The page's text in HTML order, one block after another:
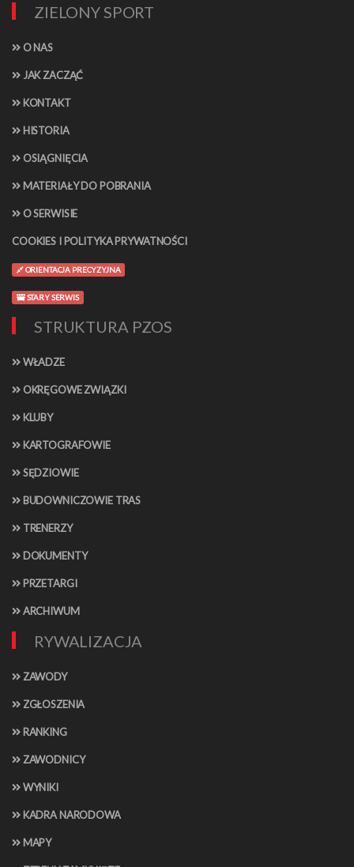
ZIELONY SPORT
O NAS
JAK ZACZĄĆ
KONTAKT
HISTORIA
OSIĄGNIĘCIA
MATERIAŁY DO POBRANIA
O SERWISIE
COOKIES I POLITYKA PRYWATNOŚCI
ORIENTACJA PRECYZYJNA
STARY SERWIS
STRUKTURA PZOS
WŁADZE
OKRĘGOWE ZWIĄZKI
KLUBY
KARTOGRAFOWIE
SĘDZIOWIE
BUDOWNICZOWIE TRAS
TRENERZY
DOKUMENTY
PRZETARGI
ARCHIWUM
RYWALIZACJA
ZAWODY
ZGŁOSZENIA
RANKING
ZAWODNICY
WYNIKI
KADRA NARODOWA
MAPY